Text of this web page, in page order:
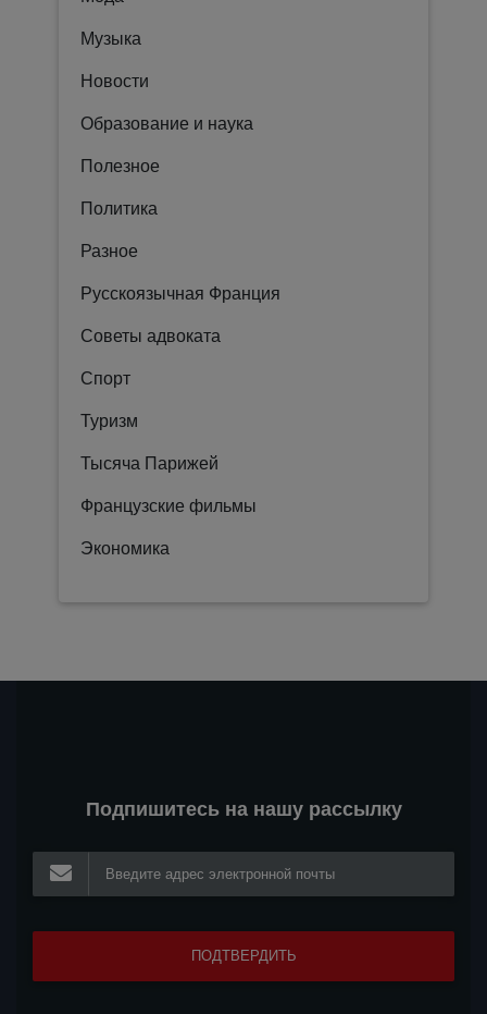
Музыка
Новости
Образование и наука
Полезное
Политика
Разное
Русскоязычная Франция
Советы адвоката
Спорт
Туризм
Тысяча Парижей
Французские фильмы
Экономика
Подпишитесь на нашу рассылку